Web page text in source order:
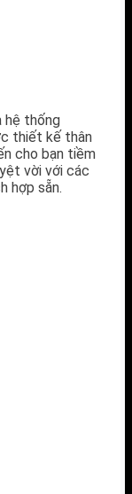
hệ thống
thiết kế thân
cho bạn tiềm
vời với các
hợp sẵn.